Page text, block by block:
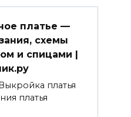
платье —
схемы
и спицами |
платья
платья